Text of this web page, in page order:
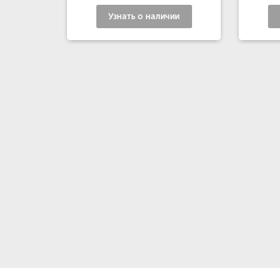
Узнать о наличии